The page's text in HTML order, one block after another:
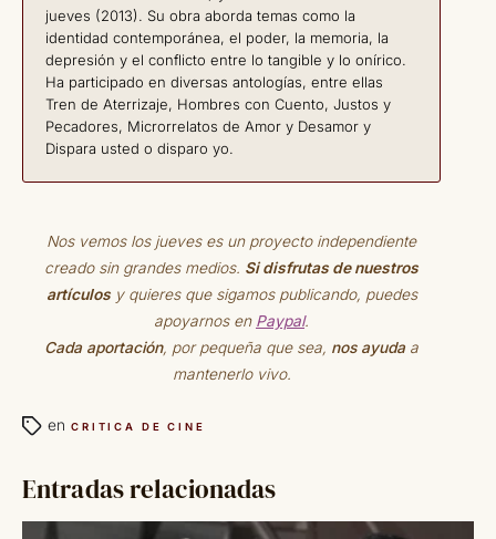
jueves (2013). Su obra aborda temas como la
identidad contemporánea, el poder, la memoria, la
depresión y el conflicto entre lo tangible y lo onírico.
Ha participado en diversas antologías, entre ellas
Tren de Aterrizaje, Hombres con Cuento, Justos y
Pecadores, Microrrelatos de Amor y Desamor y
Dispara usted o disparo yo.
Nos vemos los jueves es un proyecto independiente
creado sin grandes medios. Si disfrutas de nuestros
artículosy quieres que sigamos publicando, puedes
apoyarnos en Paypal.
Cada aportación, por pequeña que sea, nos ayudaa
mantenerlo vivo.
en CRITICA DE CINE
Entradas relacionadas